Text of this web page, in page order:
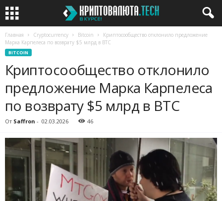
Главная Cryptocurrency Bitcoin
Криптосообщество отклонило предложение
Марка Карпелеса по возврату $5 млрд в BTC
BITCOIN
Криптосообщество отклонило
предложение Марка Карпелеса
по возврату $5 млрд в BTC
От Saffron - 02.03.2026 46